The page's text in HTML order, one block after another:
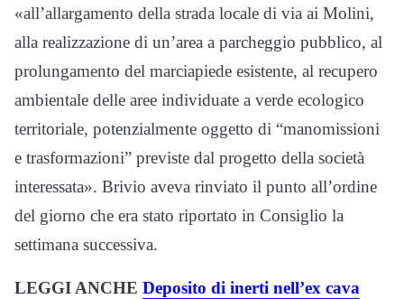
«all’allargamento della strada locale di via ai Molini,
alla realizzazione di un’area a parcheggio pubblico, al
prolungamento del marciapiede esistente, al recupero
ambientale delle aree individuate a verde ecologico
territoriale, potenzialmente oggetto di “manomissioni
e trasformazioni” previste dal progetto della società
interessata». Brivio aveva rinviato il punto all’ordine
del giorno che era stato riportato in Consiglio la
settimana successiva.
LEGGI ANCHE Deposito di inerti nell’ex cava